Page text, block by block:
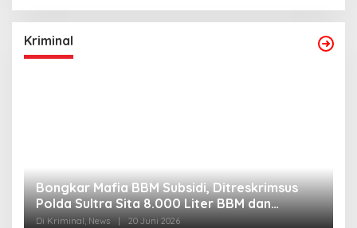
Kriminal
Bongkar Mafia BBM Subsidi, Ditreskrimsus
Polda Sultra Sita 8.000 Liter BBM dan
Ringkus 3 Tersangka
Di Kriminal, News | 20 Juni 2026